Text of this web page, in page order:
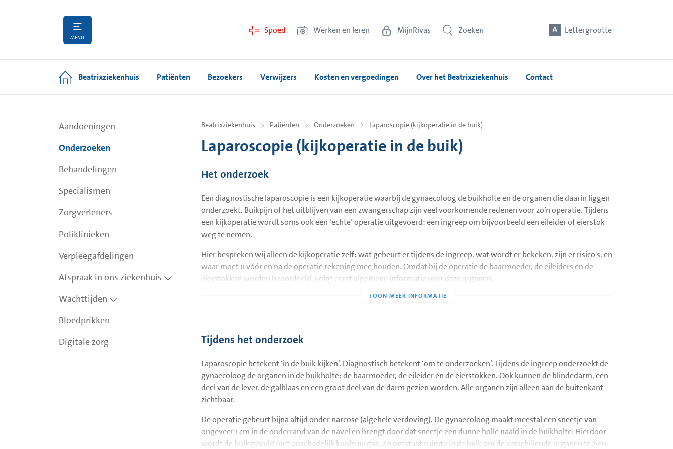
MENU
Spoed Werken en leren MijnRivas Zoeken Lettergrootte
Beatrixziekenhuis Patiënten Bezoekers Verwijzers Kosten en vergoedingen Over het Beatrixziekenhuis Contact
Aandoeningen
Onderzoeken
Behandelingen
Specialismen
Zorgverleners
Poliklinieken
Verpleegafdelingen
Afspraak in ons ziekenhuis
Wachttijden
Bloedprikken
Digitale zorg
Beatrixziekenhuis Patiënten Onderzoeken Laparoscopie (kijkoperatie in de buik)
Laparoscopie (kijkoperatie in de buik)
Het onderzoek
Een diagnostische laparoscopie is een kijkoperatie waarbij de gynaecoloog de buikholte en de organen die daarin liggen
onderzoekt. Buikpijn of het uitblijven van een zwangerschap zijn veel voorkomende redenen voor zo’n operatie. Tijdens
een kijkoperatie wordt soms ook een ‘echte’ operatie uitgevoerd: een ingreep om bijvoorbeeld een eileider of eierstok
weg te nemen.
Hier bespreken wij alleen de kijkoperatie zelf: wat gebeurt er tijdens de ingreep, wat wordt er bekeken, zijn er risico's, en
waar moet u vóór en na de operatie rekening mee houden. Omdat bij de operatie de baarmoeder, de eileiders en de
eierstokken worden beoordeeld, volgt eerst algemene informatie over deze organen.
baarmoeder uit. Deze dunne, soepele buisjes, die zo’n 8-10 cm lang zijn, beginnen bij de baarmoeder en eindigen bij de
evenals het bovenste deel van de baarmoeder. Het onderste deel van de baarmoeder dat in de vagina (schede) uitmondt,
de baarmoedermond of baarmoederhals, is tijdens een laparoscopie niet zichtbaar. Baarmoeder, eileiders en eierstokken
liggen niet los in de buik, maar zitten met bindweefselbanden vast onder in het bekken. De eierstokken maken
hormonen die elke maand het baarmoederslijmvlies opbouwen. Ook komt er elke maand bij de eisprong een eicel uit de
eierstokken vrij. De eileiders hebben een transportfunctie. Zaadcellen komen via de vagina en de baarmoeder door de
eileiders naar de eierstok toe. Als een eisprong heeft plaatsgevonden, kunnen de zaadcellen een eicel bevruchten. De
bevruchte eicel wordt door de eileider naar de baarmoeder vervoerd. Een niet-bevruchte eicel lost vanzelf op.
Tijdens het onderzoek
Laparoscopie betekent ‘in de buik kijken’. Diagnostisch betekent ‘om te onderzoeken’. Tijdens de ingreep onderzoekt de
gynaecoloog de organen in de buikholte: de baarmoeder, de eileider en de eierstokken. Ook kunnen de blindedarm, een
deel van de lever, de galblaas en een groot deel van de darm gezien worden. Alle organen zijn alleen aan de buitenkant
zichtbaar.
De operatie gebeurt bijna altijd onder narcose (algehele verdoving). De gynaecoloog maakt meestal een sneetje van
ongeveer 1 cm in de onderrand van de navel en brengt door dat sneetje een dunne holle naald in de buikholte. Hierdoor
wordt de buik gevuld met onschadelijk koolzuurgas. Zo ontstaat ruimte in de buik om de verschillende organen te zien.